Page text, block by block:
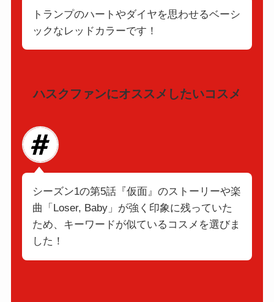
トランプのハートやダイヤを思わせるベーシ
ックなレッドカラーです！
ハスクファンにオススメしたいコスメ
シーズン1の第5話『仮面』のストーリーや楽
曲「Loser, Baby」が強く印象に残っていた
ため、キーワードが似ているコスメを選びま
した！